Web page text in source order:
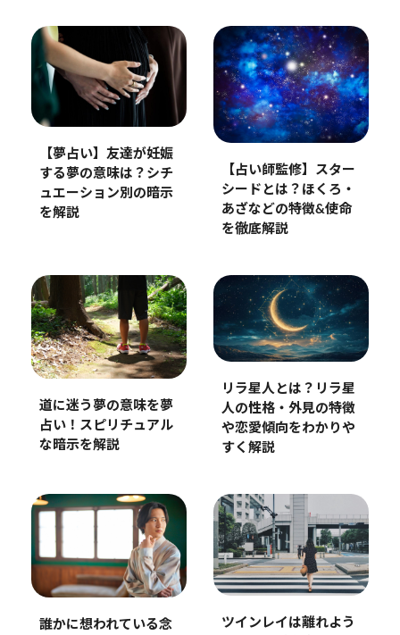
【夢占い】友達が妊娠
する夢の意味は？シチ
ュエーション別の暗示
を解説
【占い師監修】スター
シードとは？ほくろ・
あざなどの特徴&使命
を徹底解説
道に迷う夢の意味を夢
占い！スピリチュアル
な暗示を解説
リラ星人とは？リラ星
人の性格・外見の特徴
や恋愛傾向をわかりや
すく解説
誰かに想われている念
ツインレイは離れよう